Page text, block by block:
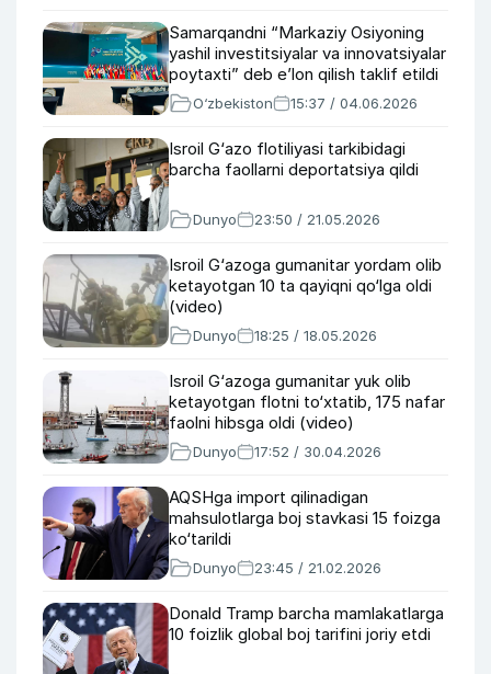
Samarqandni “Markaziy Osiyoning
yashil investitsiyalar va innovatsiyalar
poytaxti” deb eʼlon qilish taklif etildi
O‘zbekiston 15:37 / 04.06.2026
Isroil G‘azo flotiliyasi tarkibidagi
barcha faollarni deportatsiya qildi
Dunyo 23:50 / 21.05.2026
Isroil G‘azoga gumanitar yordam olib
ketayotgan 10 ta qayiqni qo‘lga oldi
(video)
Dunyo 18:25 / 18.05.2026
Isroil G‘azoga gumanitar yuk olib
ketayotgan flotni to‘xtatib, 175 nafar
faolni hibsga oldi (video)
Dunyo 17:52 / 30.04.2026
AQSHga import qilinadigan
mahsulotlarga boj stavkasi 15 foizga
ko‘tarildi
Dunyo 23:45 / 21.02.2026
Donald Tramp barcha mamlakatlarga
10 foizlik global boj tarifini joriy etdi